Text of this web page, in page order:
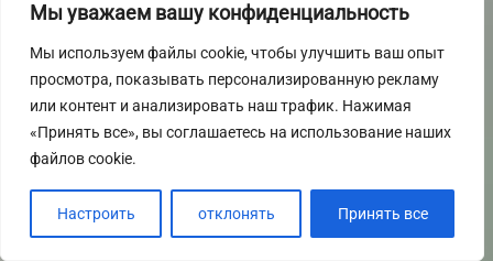
Мы уважаем вашу конфиденциальность
Мы используем файлы cookie, чтобы улучшить ваш опыт
просмотра, показывать персонализированную рекламу
или контент и анализировать наш трафик. Нажимая
«Принять все», вы соглашаетесь на использование наших
файлов cookie.
Настроить отклонять Принять все